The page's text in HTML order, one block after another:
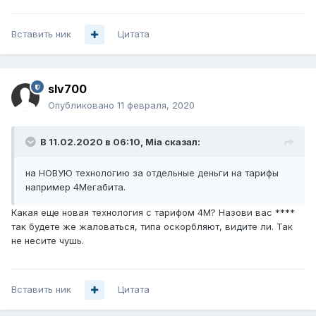
Вставить ник Цитата
slv700
Опубликовано 11 февраля, 2020
В 11.02.2020 в 06:10, Mia сказал:
на НОВУЮ технологию за отдельные деньги на тарифы
например 4Мегабита.
Какая еще новая технология с тарифом 4M? Назови вас ****
так будете же жаловаться, типа оскорбляют, видите ли. Так
не несите чушь.
Вставить ник Цитата